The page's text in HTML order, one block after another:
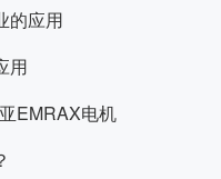
的应用
用
EMRAX电机